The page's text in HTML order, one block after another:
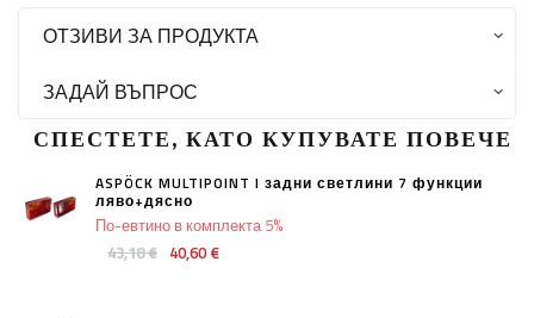
ОТЗИВИ ЗА ПРОДУКТА
ЗАДАЙ ВЪПРОС
СПЕСТЕТЕ, КАТО КУПУВАТЕ ПОВЕЧЕ
ASPÖCK MULTIPOINT I задни светлини 7 функции
ляво+дясно
43,18 € 40,60 €
По-евтино в комплекта 5%